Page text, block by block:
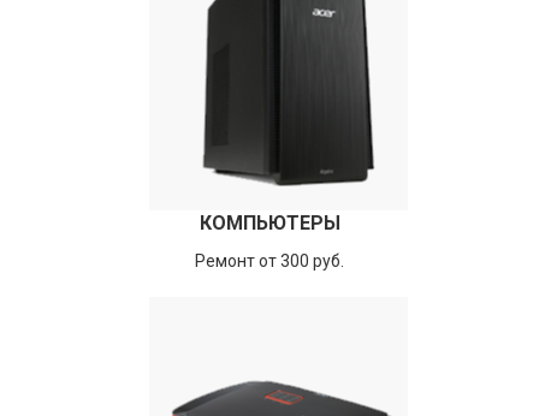
КОМПЬЮТЕРЫ
Ремонт от 300 руб.